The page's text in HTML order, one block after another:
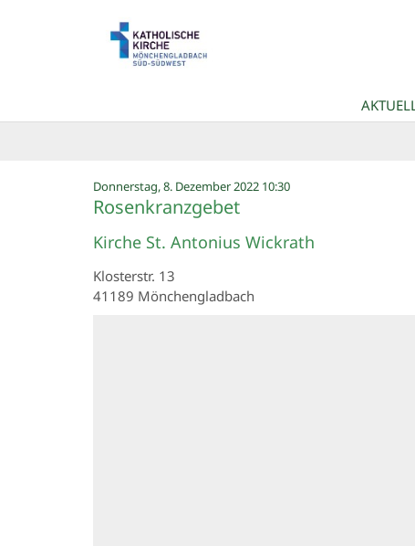
Donnerstag, 8. Dezember 2022 10:30:
Rosenkranzgebet
Kirche St. Antonius Wickrath
Klosterstr. 13
41189 Mönchengladbach